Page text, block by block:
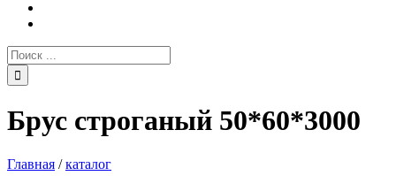
Поиск:
Брус строганый 50*60*3000
Главная /каталог